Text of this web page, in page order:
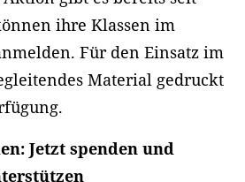
ihre Klassen im
Für den Einsatz im
Material gedruckt
Jetzt spenden und